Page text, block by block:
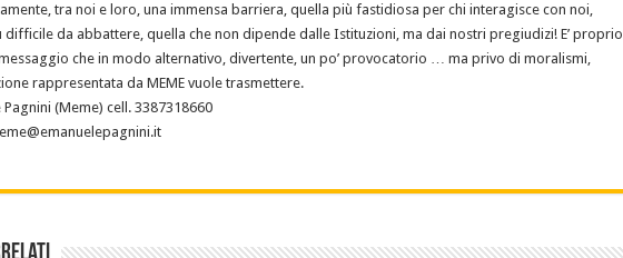
tra noi e loro, una immensa barriera, quella più fastidiosa per chi interagisce con noi,
difficile da abbattere, quella che non dipende dalle Istituzioni, ma dai nostri pregiudizi! E’ proprio
che in modo alternativo, divertente, un po’ provocatorio … ma privo di moralismi,
rappresentata da MEME vuole trasmettere.
Pagnini (Meme) cell. 3387318660